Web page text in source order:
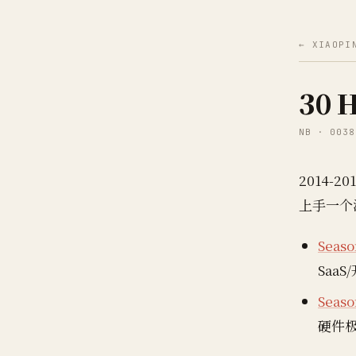
←
30
NB ·
2014-
上手一
硬件